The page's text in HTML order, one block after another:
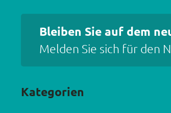
Bleiben Sie auf dem
Melden Sie sich für den
Kategorien